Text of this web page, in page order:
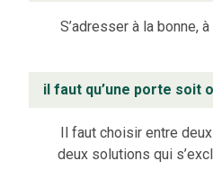
S’adresser à la bonne,
il faut qu’une porte soit
Il faut choisir entre
deux solutions qui